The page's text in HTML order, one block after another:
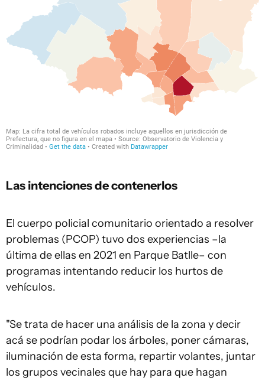
Las intenciones de contenerlos
El cuerpo policial comunitario orientado a resolver
problemas (PCOP) tuvo dos experiencias –la
última de ellas en 2021 en Parque Batlle– con
programas intentando reducir los hurtos de
vehículos.
"Se trata de hacer una análisis de la zona y decir
acá se podrían podar los árboles, poner cámaras,
iluminación de esta forma, repartir volantes, juntar
los grupos vecinales que hay para que hagan